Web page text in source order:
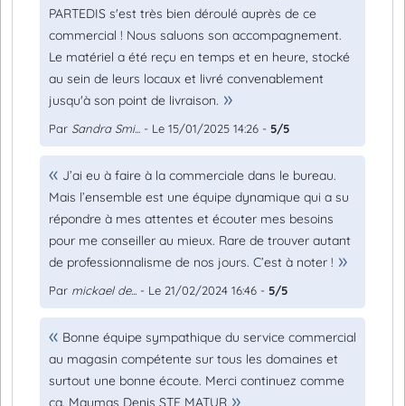
PARTEDIS s'est très bien déroulé auprès de ce
commercial ! Nous saluons son accompagnement.
Le matériel a été reçu en temps et en heure, stocké
au sein de leurs locaux et livré convenablement
jusqu'à son point de livraison.
Par Sandra Smi... - Le 15/01/2025 14:26 - 5/5
J’ai eu à faire à la commerciale dans le bureau.
Mais l’ensemble est une équipe dynamique qui a su
répondre à mes attentes et écouter mes besoins
pour me conseiller au mieux. Rare de trouver autant
de professionnalisme de nos jours. C’est à noter !
Par mickael de... - Le 21/02/2024 16:46 - 5/5
Bonne équipe sympathique du service commercial
au magasin compétente sur tous les domaines et
surtout une bonne écoute. Merci continuez comme
ça. Maumas Denis STE MATUR